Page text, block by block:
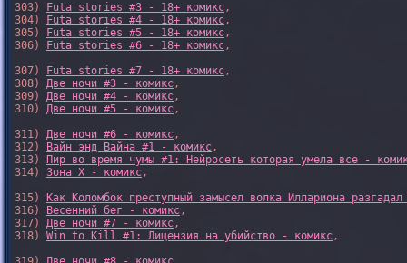
303)
Futa stories #3 - 18+ комикс,
304)
Futa stories #4 - 18+ комикс,
305)
Futa stories #5 - 18+ комикс,
306)
Futa stories #6 - 18+ комикс,
307)
Futa stories #7 - 18+ комикс,
308) Две ночи #3 - комикс,
309) Две ночи #4 - комикс,
310) Две ночи #5 - комикс,
311) Две ночи #6 - комикс,
312)
Вайн энд Вайна #1 - комикс,
313)
Пир во время чумы #1: Нейросеть которая умела все -
314) Зона X - комикс,
315)
Как Коломбок преступный замысел волка Иллариона
316)
Весенний бег - комикс,
317) Две ночи #7 - комикс,
318) Win to Kill #1: Лицензия на убийство - комикс,